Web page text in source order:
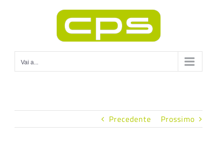
Vai a...
Precedente Prossimo